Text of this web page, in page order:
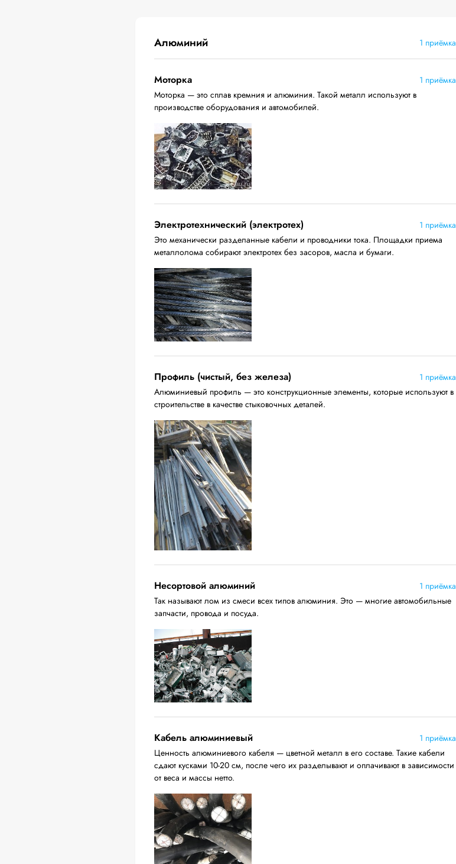
Алюминий 1 приёмка
Моторка
1 приёмка
Моторка — это сплав кремния и алюминия. Такой металл используют в
производстве оборудования и автомобилей.
Электротехнический (электротех)
1 приёмка
Это механически разделанные кабели и проводники тока. Площадки приема
металлолома собирают электротех без засоров, масла и бумаги.
Профиль (чистый, без железа)
1 приёмка
Алюминиевый профиль — это конструкционные элементы, которые используют в
строительстве в качестве стыковочных деталей.
Несортовой алюминий
1 приёмка
Так называют лом из смеси всех типов алюминия. Это — многие автомобильные
запчасти, провода и посуда.
Кабель алюминиевый
1 приёмка
Ценность алюминиевого кабеля — цветной металл в его составе. Такие кабели
сдают кусками 10-20 см, после чего их разделывают и оплачивают в зависимости
от веса и массы нетто.